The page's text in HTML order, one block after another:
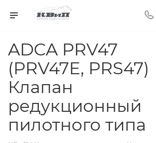
ADCA PRV47
(PRV47E, PRS47)
Клапан
редукционный
пилотного типа